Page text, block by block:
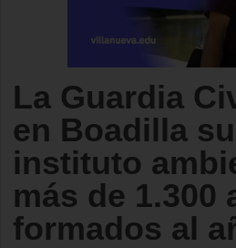
La Guardia
en Boadilla
instituto
más de 1.300
formados al